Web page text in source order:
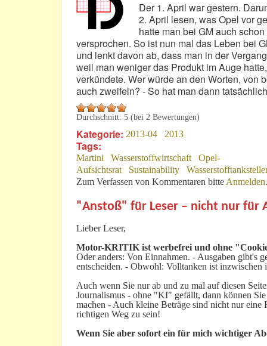
Der 1. April war gestern.
2. April lesen, was Opel vor
hatte man bei GM auch
versprochen. So ist nun mal das Leben bei
und lenkt davon ab, dass man in der
weil man weniger das Produkt im Auge
verkündete. Wer würde an den Worten, von
auch zweifeln? - So hat man dann
Durchschnitt: 5 (bei 2 Bewertungen)
Kategorie: 2013-04 2013
Tags:
Martini Wasserstoffwirtschaft
Opel-
Aufsichtsrat
Sustainability
Zum Verfassen von Kommentaren bitte Anmelden.
"Anstoß" für Leser – nicht nur für
Lieber Leser,
Motor-KRITIK ist werbefrei und ohne
Oder anders: Von Einnahmen. - Ausgaben gibt's
entscheiden. - Obwohl: Volltanken ist inzwischen
Auch wenn Sie nur ab und zu mal auf diesen
Journalismus - ohne "KI" gefällt, dann können
machen - Auch kleine Beträge sind nicht nur
richtigen Weg zu sein!
Wenn Sie aber sofort ein für mich wichtiger